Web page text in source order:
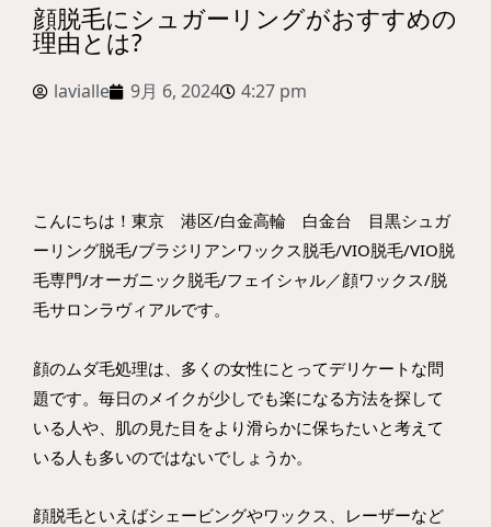
顔脱毛にシュガーリングがおすすめの
理由とは?
lavialle 9月 6, 2024 4:27 pm
こんにちは！東京 港区/白金高輪 白金台 目黒シュガ
ーリング脱毛/ブラジリアンワックス脱毛/VIO脱毛/VIO脱
毛専門/オーガニック脱毛/フェイシャル／顔ワックス/脱
毛サロンラヴィアルです。
顔のムダ毛処理は、多くの女性にとってデリケートな問
題です。毎日のメイクが少しでも楽になる方法を探して
いる人や、肌の見た目をより滑らかに保ちたいと考えて
いる人も多いのではないでしょうか。
顔脱毛といえばシェービングやワックス、レーザーなど